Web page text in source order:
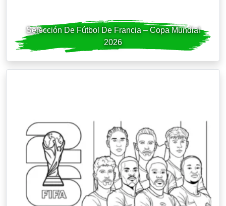
Selección De Fútbol De Francia – Copa Mundial
2026